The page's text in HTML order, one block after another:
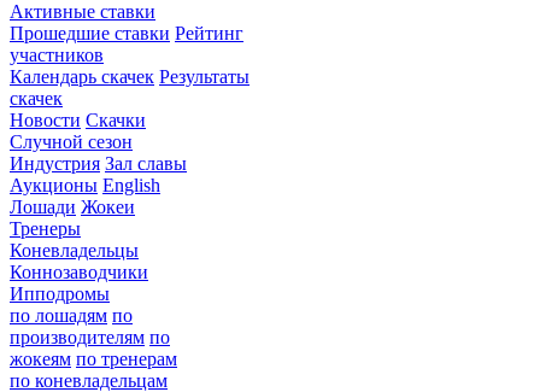
Активные ставки
Прошедшие ставки Рейтинг
участников
Календарь скачек Результаты
скачек
Новости Скачки
Случной сезон
Индустрия Зал славы
Аукционы English
Лошади Жокеи
Тренеры
Коневладельцы
Коннозаводчики
Ипподромы
по лошадям по
производителям по
жокеям по тренерам
по коневладельцам